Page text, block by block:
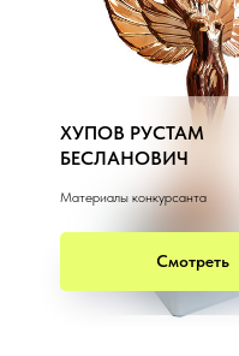
ХУПОВ РУСТАМ
БЕСЛАНОВИЧ
Материалы конкурсанта
Смотреть